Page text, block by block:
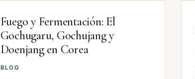
BLOG
Fuego y Fermentación: El
Gochugaru, Gochujang y
Doenjang en Corea